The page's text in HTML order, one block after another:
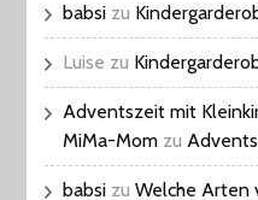
babsi zu
Luise zu
Adventszeit mit
MiMa-Mom zu
babsi zuWelche Arten